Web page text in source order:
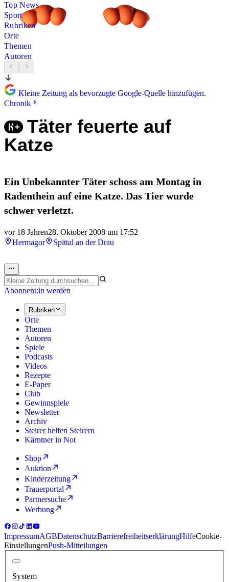
Top News
Sport
Rubriken
Orte
Themen
Autoren
Kleine Zeitung als bevorzugte Google-Quelle hinzufügen.
Chronik
Täter feuerte auf
Katze
Ein Unbekannter Täter schoss am Montag in
Radenthein auf eine Katze. Das Tier wurde
schwer verletzt.
vor 18 Jahren28. Oktober 2008 um 17:52
Hermagor
Spittal an der Drau
Abonnent:in werden
Rubriken
Orte
Themen
Autoren
Spiele
Podcasts
Videos
Rezepte
E-Paper
Club
Gewinnspiele
Newsletter
Archiv
Steirer helfen Steirern
Kärntner in Not
Shop
Auktion
Kinderzeitung
Trauerportal
Partnersuche
Werbung
ImpressumAGBDatenschutzBarrierefreiheitserklärungHilfeCookie-
EinstellungenPush-Mitteilungen
System